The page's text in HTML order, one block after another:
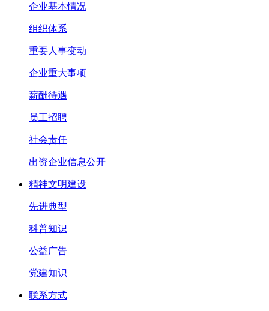
企业基本情况
组织体系
重要人事变动
企业重大事项
薪酬待遇
员工招聘
社会责任
出资企业信息公开
精神文明建设
先进典型
科普知识
公益广告
党建知识
联系方式